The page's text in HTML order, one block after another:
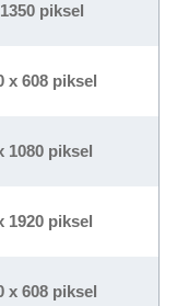
piksel
x 608 piksel
1080 piksel
1920 piksel
x 608 piksel